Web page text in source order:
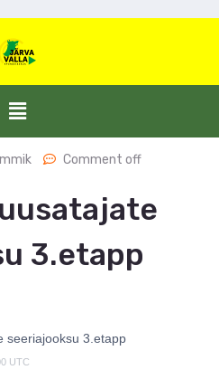
Comment off
3.etapp
seeriajooksu 3.etapp
UTC